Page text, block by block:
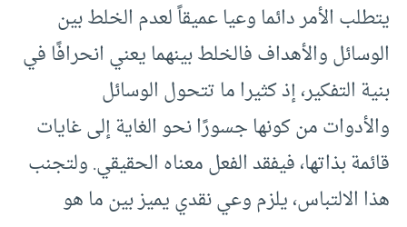
يتطلب الأمر دائما وعيا عميقاً لعدم الخلط بين
الوسائل والأهداف فالخلط بينهما يعني انحرافًا في
بنية التفكير، إذ كثيرا ما تتحول الوسائل
والأدوات من كونها جسورًا نحو الغاية إلى غايات
قائمة بذاتها، فيفقد الفعل معناه الحقيقي. ولتجنب
هذا الالتباس، يلزم وعي نقدي يميز بين ما هو